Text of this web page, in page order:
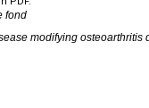
fond
modifying osteoarthritis